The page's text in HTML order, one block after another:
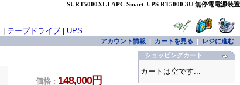
SURT5000XLJ APC Smart-UPS RT5000 3U 無停電電源装置
価格 : 148,000円
テープドライブ| UPS
アカウント情報 カートを見る
レジに進む
ショッピングカート
カートは空です...